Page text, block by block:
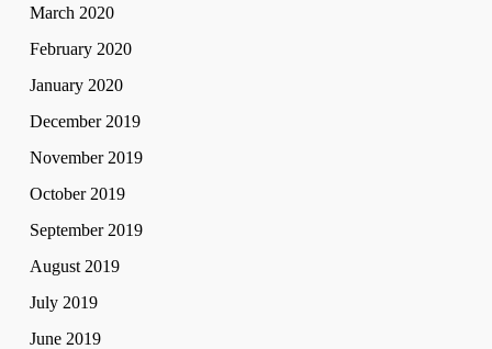
March 2020
February 2020
January 2020
December 2019
November 2019
October 2019
September 2019
August 2019
July 2019
June 2019